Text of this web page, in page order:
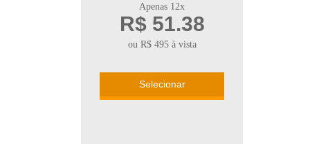
Apenas 12x
R$ 51.38
ou R$ 495 à vista